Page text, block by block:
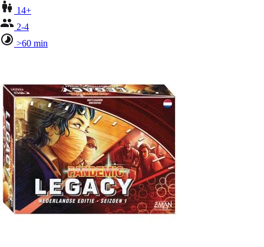
14+
2-4
>60 min